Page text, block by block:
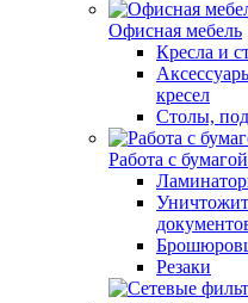
Офисная мебель
Кресла и
кресел
Столы,
Работа с бумагой
Резаки